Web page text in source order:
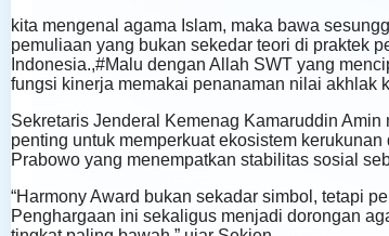
kita mengenal agama Islam, maka bawa
pemuliaan yang bukan sekedar teori di praktek
Indonesia.,#Malu dengan Allah SWT yang
fungsi kinerja memakai penanaman nilai akhlak
Sekretaris Jenderal Kemenag Kamaruddin
penting untuk memperkuat ekosistem
Prabowo yang menempatkan stabilitas sosial
“Harmony Award bukan sekadar simbol, tetapi
Penghargaan ini sekaligus menjadi dorongan